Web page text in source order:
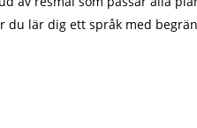
lär dig ett språk med